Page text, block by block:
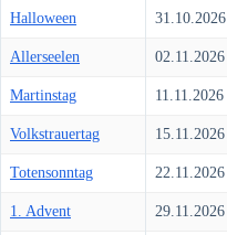
Halloween 31.10.2026
Allerseelen 02.11.2026
Martinstag 11.11.2026
Volkstrauertag 15.11.2026
Totensonntag 22.11.2026
1. Advent 29.11.2026